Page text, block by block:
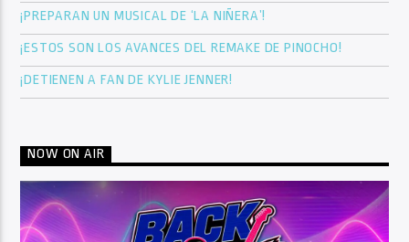
¡PREPARAN UN MUSICAL DE ‘LA NIÑERA’!
¡ESTOS SON LOS AVANCES DEL REMAKE DE PINOCHO!
¡DETIENEN A FAN DE KYLIE JENNER!
NOW ON AIR